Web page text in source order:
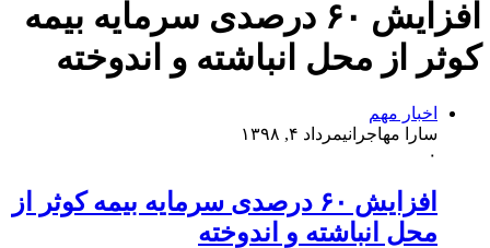
افزایش ۶۰ درصدی سرمایه بیمه
کوثر از محل انباشته و اندوخته
اخبار مهم
سارا مهاجرانیمرداد ۴, ۱۳۹۸
۰
افزایش ۶۰ درصدی سرمایه بیمه کوثر از
محل انباشته و اندوخته